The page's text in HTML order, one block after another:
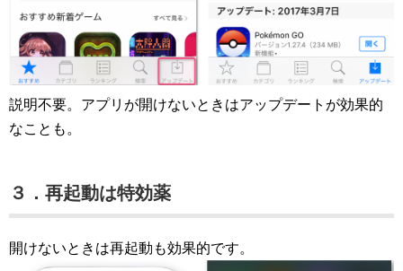
説明不要。アプリが開けないときはアップデートが効果的
なことも。
３．再起動は特効薬
開けないときは再起動も効果的です。